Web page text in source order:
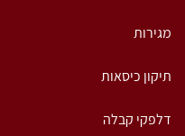
מגירות
תיקון כיסאות
דלפקי קבלה